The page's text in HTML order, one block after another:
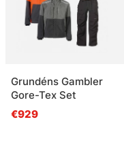
Grundéns Gambler
Gore-Tex Set
€929